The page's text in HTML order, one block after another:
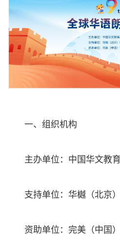
一、组织机构
主办单位：中国华文教
支持单位：华樾（北京
资助单位：完美（中国